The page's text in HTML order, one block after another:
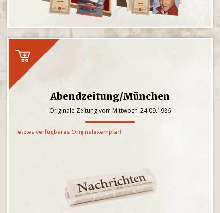
Abendzeitung/München
Originale Zeitung vom Mittwoch, 24.09.1986
letztes verfügbares Originalexemplar!